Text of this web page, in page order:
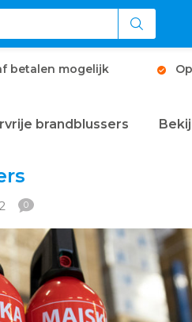
betalen mogelijk
brandblussers
0